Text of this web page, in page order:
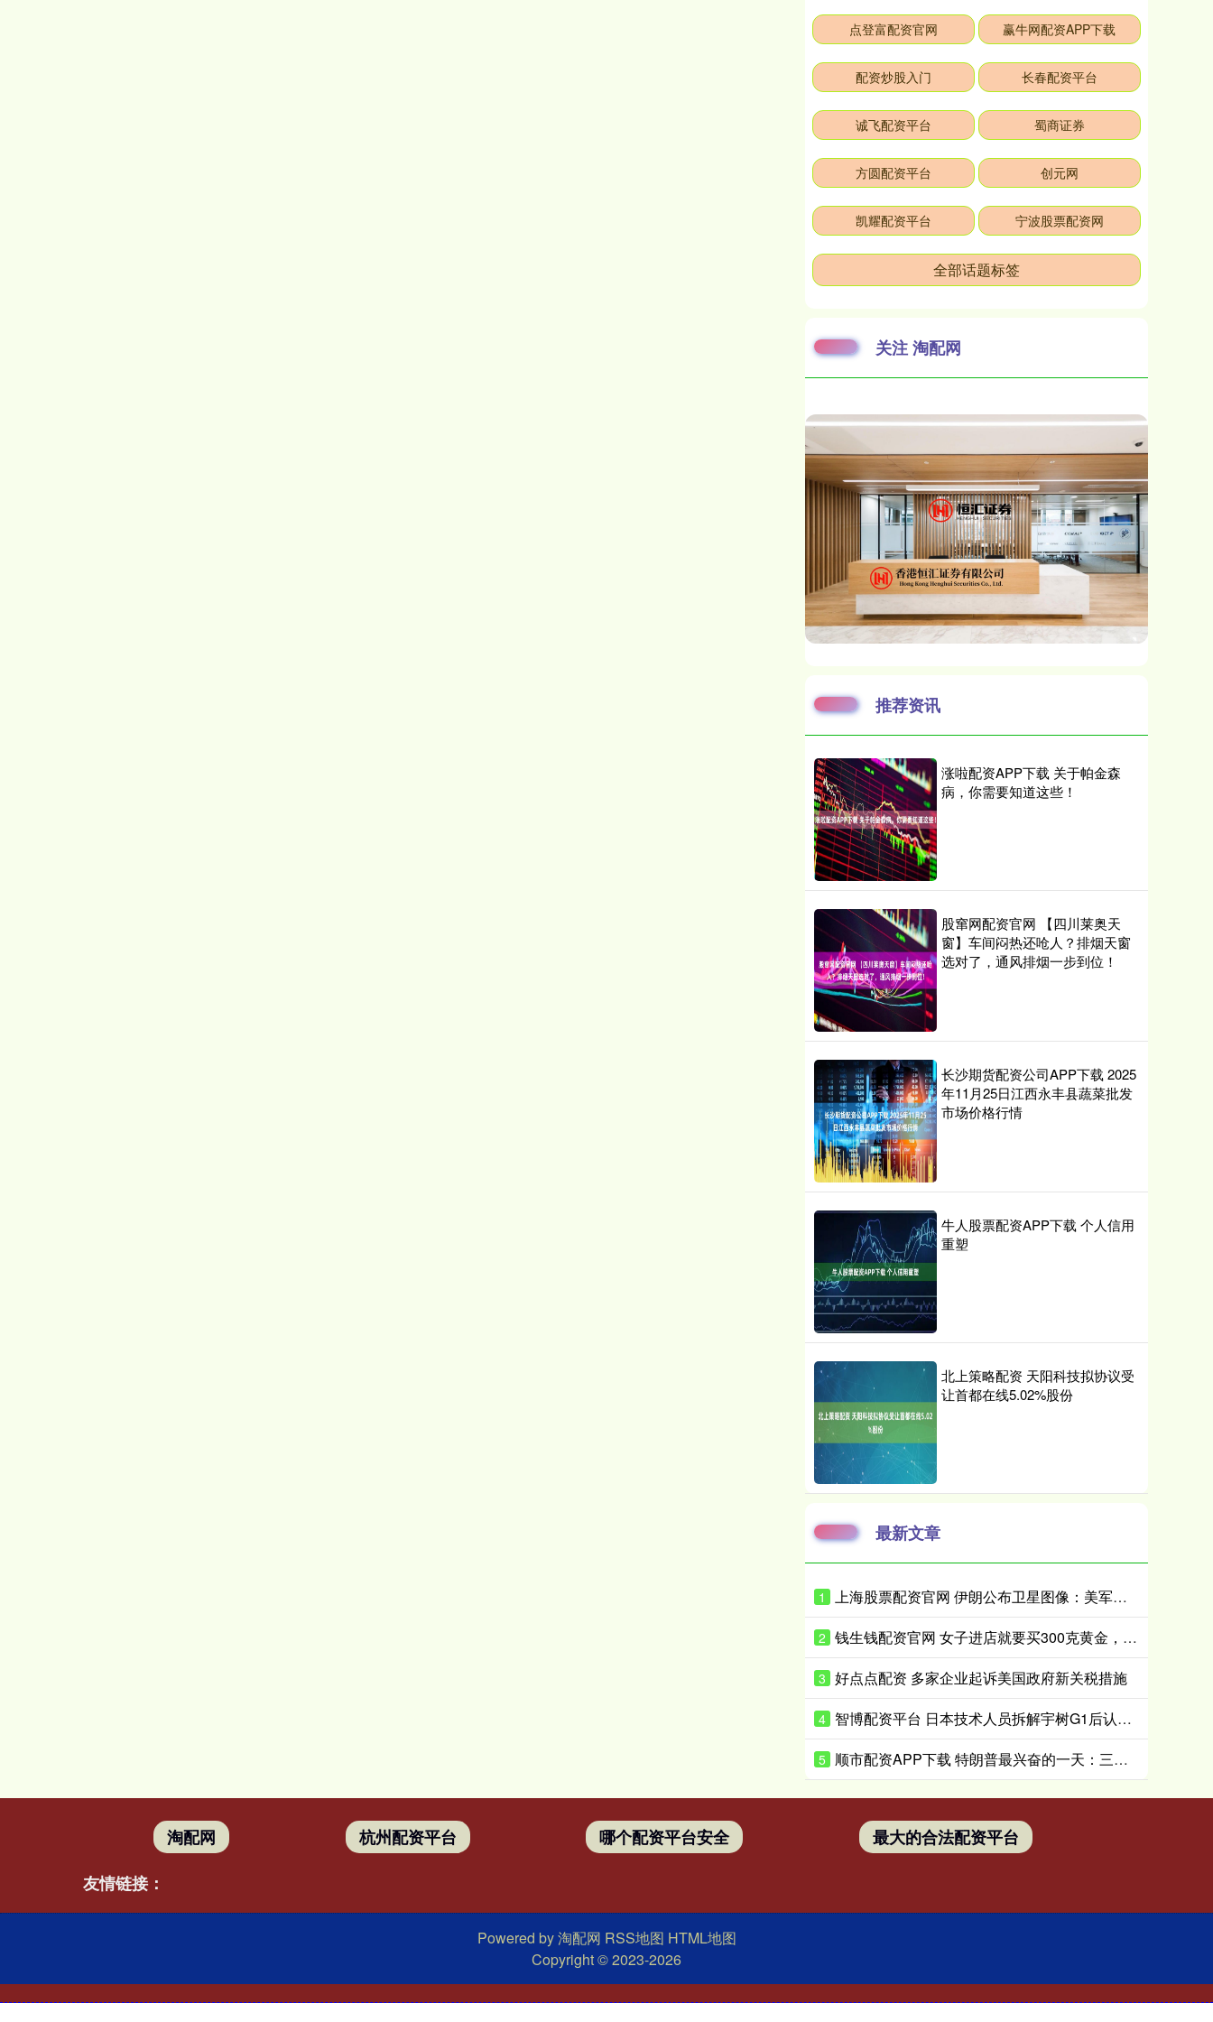
点登富配资官网 赢牛网配资APP下载
配资炒股入门 长春配资平台
诚飞配资平台 蜀商证券
方圆配资平台 创元网
凯耀配资平台 宁波股票配资网
全部话题标签
关注 淘配网
推荐资讯
涨啦配资APP下载 关于帕金森
病，你需要知道这些！
股窜网配资官网 【四川莱奥天
窗】车间闷热还呛人？排烟天窗
选对了，通风排烟一步到位！
长沙期货配资公司APP下载 2025
年11月25日江西永丰县蔬菜批发
市场价格行情
牛人股票配资APP下载 个人信用
重塑
北上策略配资 天阳科技拟协议受
让首都在线5.02%股份
最新文章
1 上海股票配资官网 伊朗公布卫星图像：美军弹药库被完全摧毁
2 钱生钱配资官网 女子进店就要买300克黄金，店主却发现一个反常细节
3 好点点配资 多家企业起诉美国政府新关税措施
4 智博配资平台 日本技术人员拆解宇树G1后认输：在人形机器人领域，日本想在短时间内缩小与中国的差距“恐怕并不现实”
5 顺市配资APP下载 特朗普最兴奋的一天：三个细节，信息量很大
淘配网 杭州配资平台 哪个配资平台安全
最大的合法配资平台
友情链接：
Powered by淘配网 RSS地图 HTML地图
Copyright© 2023-2026